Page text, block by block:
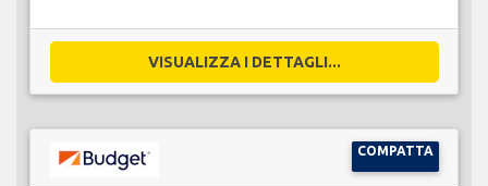
VISUALIZZA I DETTAGLI...
COMPATTA